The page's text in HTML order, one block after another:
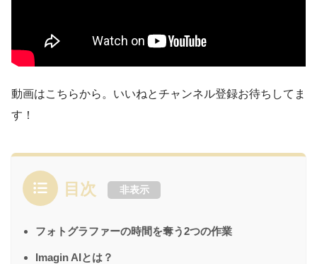
動画はこちらから。いいねとチャンネル登録お待ちしてま
す！
目次 非表示
フォトグラファーの時間を奪う2つの作業
Imagin AIとは？